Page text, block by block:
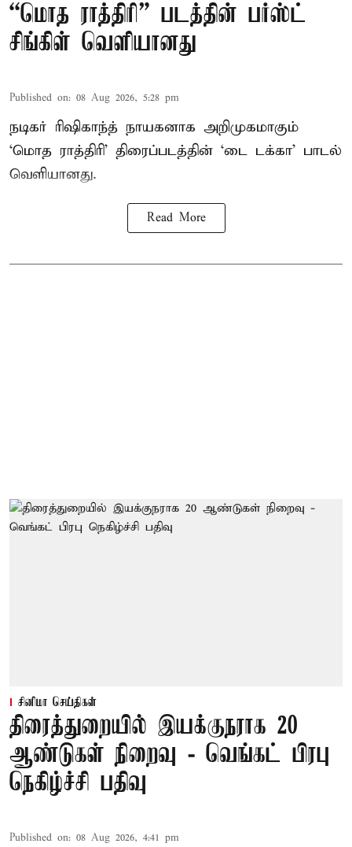
“மொத ராத்திரி” படத்தின் பர்ஸ்ட்
சிங்கிள் வெளியானது
Published on: 08 Aug 2026, 5:28 pm
நடிகர் ரிஷிகாந்த் நாயகனாக அறிமுகமாகும்
‘மொத ராத்திரி’ திரைப்படத்தின் ‘டை டக்கா’ பாடல்
வெளியானது.
Read More
சினிமா செய்திகள்
திரைத்துறையில் இயக்குநராக 20
ஆண்டுகள் நிறைவு - வெங்கட் பிரபு
நெகிழ்ச்சி பதிவு
Published on: 08 Aug 2026, 4:41 pm